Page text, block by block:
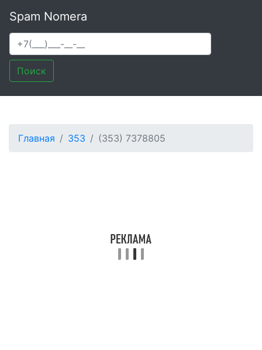
Spam Nomera
Поиск
Главная 353 (353) 7378805